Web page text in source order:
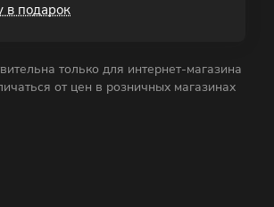
в подарок
только для интернет-магазина
от цен в розничных магазинах